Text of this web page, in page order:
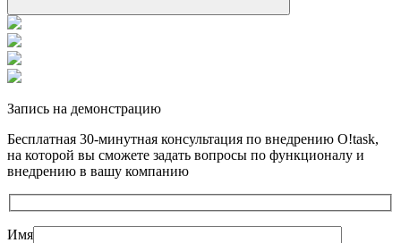
Запись на демонстрацию
Бесплатная 30-минутная консультация по внедрению O!task,
на которой вы cможете задать вопросы по функционалу и
внедрению в вашу компанию
Имя